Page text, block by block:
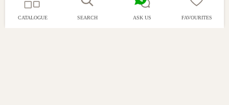
CATALOGUE SEARCH ASK US FAVOURITES